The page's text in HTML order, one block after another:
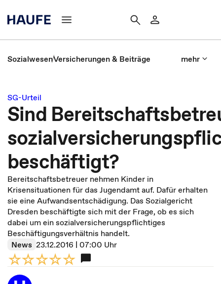
SozialwesenVersicherungen & Beiträge mehr
SG-Urteil
Sind
beschäftigt?
Bereitschaftsbetreuer nehmen Kinder in
Krisensituationen für das Jugendamt auf. Dafür erhalten
sie eine Aufwandsentschädigung. Das Sozialgericht
Dresden beschäftigte sich mit der Frage, ob es sich
dabei um ein sozialversicherungspflichtiges
Beschäftigungsverhältnis handelt.
News 23.12.2016 | 07:00 Uhr